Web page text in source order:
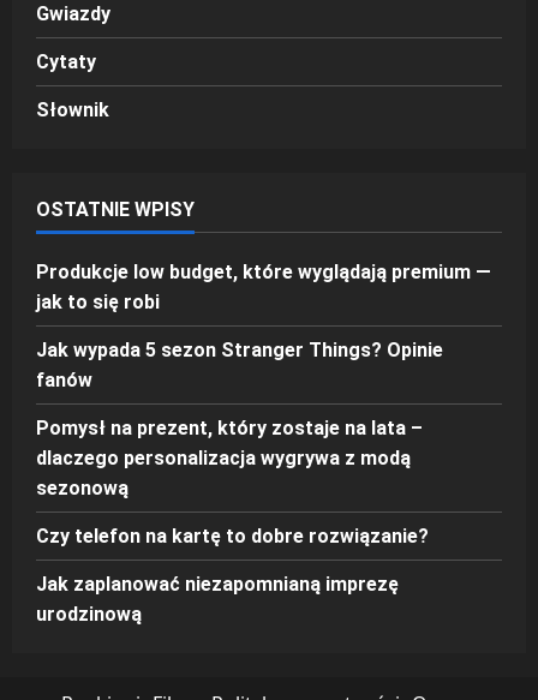
Gwiazdy
Cytaty
Słownik
OSTATNIE WPISY
Produkcje low budget, które wyglądają premium —
jak to się robi
Jak wypada 5 sezon Stranger Things? Opinie
fanów
Pomysł na prezent, który zostaje na lata –
dlaczego personalizacja wygrywa z modą
sezonową
Czy telefon na kartę to dobre rozwiązanie?
Jak zaplanować niezapomnianą imprezę
urodzinową